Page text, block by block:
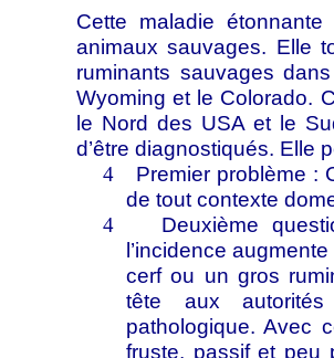
Cette maladie
animaux sauvages. Elle
ruminants sauvages
Wyoming et le Colorado.
le Nord des USA et le
d’être diagnostiqués. Elle
4
Premier problème :
de tout contexte
4
Deuxième
l’incidence
cerf ou un gros
tête aux
pathologique. Avec
fruste, passif et peu